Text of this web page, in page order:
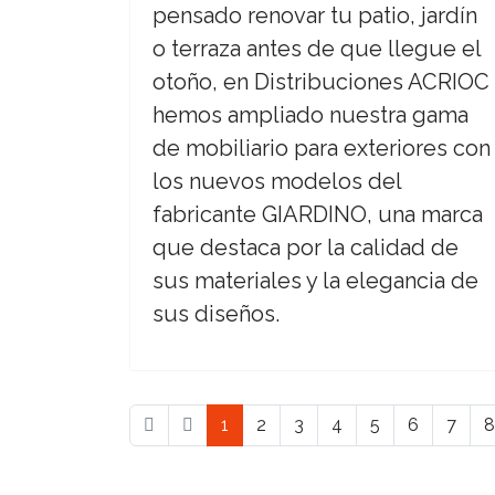
pensado renovar tu patio, jardín
o terraza antes de que llegue el
otoño, en Distribuciones ACRIOC
hemos ampliado nuestra gama
de mobiliario para exteriores con
los nuevos modelos del
fabricante GIARDINO, una marca
que destaca por la calidad de
sus materiales y la elegancia de
sus diseños.
1 2 3 4 5 6 7 8